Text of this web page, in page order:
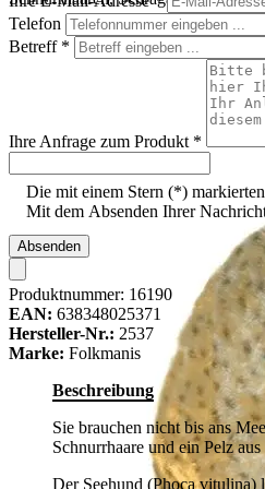
Telefon
Betreff *
Ihre Anfrage zum Produkt *
Die mit einem Stern (*)
Mit dem Absenden Ihrer
Absenden
Produktnummer: 16190
EAN: 638348025371
Hersteller-Nr.: 2537
Marke: Folkmanis
Beschreibung
Sie brauchen nicht bis ans
Schnurrhaare und ein Pelz
Der Seehund (Phoca vitulina)